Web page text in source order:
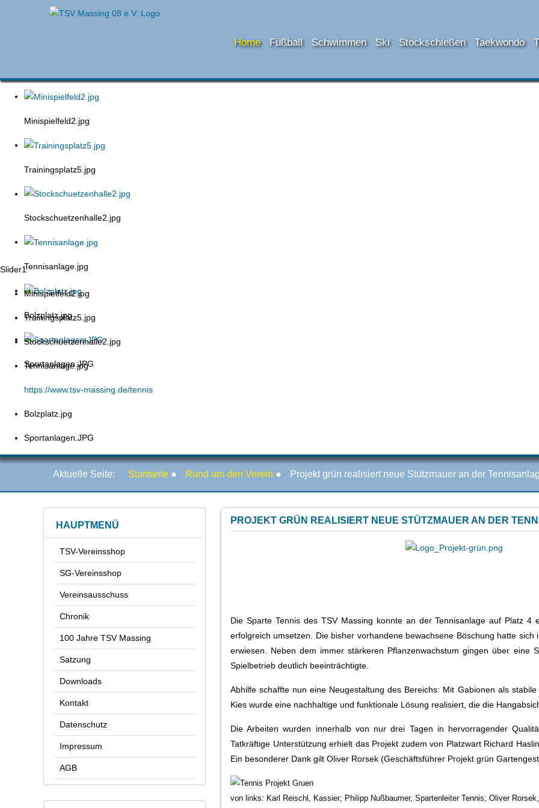
Home Fußball Schwimmen Ski Stockschießen Taekwondo
Minispielfeld2.jpg
Trainingsplatz5.jpg
Stockschuetzenhalle2.jpg
Tennisanlage.jpg
Bolzplatz.jpg
Sportanlagen.JPG
Slider1
Minispielfeld2.jpg
Trainingsplatz5.jpg
Stockschuetzenhalle2.jpg
Tennisanlage.jpg
https://www.tsv-massing.de/tennis
Bolzplatz.jpg
Sportanlagen.JPG
Aktuelle Seite: Startseite ● Rund um den Verein ● Projekt grün realisiert neue Stützmauer an der
HAUPTMENÜ
TSV-Vereinsshop
SG-Vereinsshop
Vereinsausschuss
Chronik
100 Jahre TSV Massing
Satzung
Downloads
Kontakt
Datenschutz
Impressum
AGB
PROJEKT GRÜN REALISIERT NEUE STÜTZMAUER AN DER
Die Sparte Tennis des TSV Massing konnte an der Tennisanlage auf Platz 4
erfolgreich umsetzen. Die bisher vorhandene bewachsene Böschung hatte
erwiesen. Neben dem immer stärkeren Pflanzenwachstum gingen über eine
Spielbetrieb deutlich beeinträchtigte.
Abhilfe schaffte nun eine Neugestaltung des Bereichs: Mit Gabionen als
Kies wurde eine nachhaltige und funktionale Lösung realisiert, die die
Die Arbeiten wurden innerhalb von nur drei Tagen in hervorragender
Tatkräftige Unterstützung erhielt das Projekt zudem von Platzwart Richard
Ein besonderer Dank gilt Oliver Rorsek (Geschäftsführer Projekt grün
von links: Karl Reischl, Kassier; Philipp Nußbaumer, Spartenleiter Tennis; Oliver